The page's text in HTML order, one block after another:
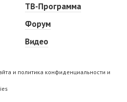
ТВ-Программа
Форум
Видео
и политика конфиденциальности и